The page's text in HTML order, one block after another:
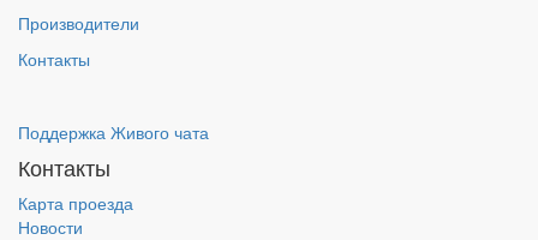
Производители
Контакты
Поддержка Живого чата
Контакты
Карта проезда
Новости